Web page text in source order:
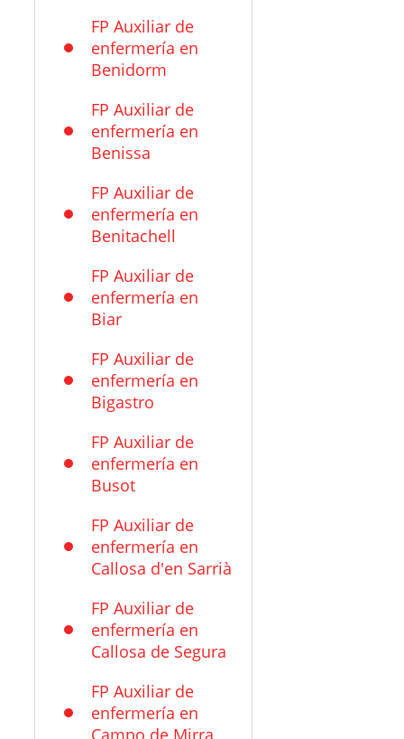
FP Auxiliar de
enfermería en
Benidorm
FP Auxiliar de
enfermería en
Benissa
FP Auxiliar de
enfermería en
Benitachell
FP Auxiliar de
enfermería en
Biar
FP Auxiliar de
enfermería en
Bigastro
FP Auxiliar de
enfermería en
Busot
FP Auxiliar de
enfermería en
Callosa d'en Sarrià
FP Auxiliar de
enfermería en
Callosa de Segura
FP Auxiliar de
enfermería en
Campo de Mirra